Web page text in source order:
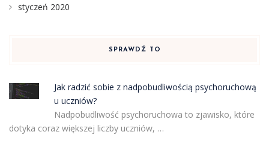
styczeń 2020
SPRAWDŹ TO
Jak radzić sobie z nadpobudliwością psychoruchową
u uczniów?
Nadpobudliwość psychoruchowa to zjawisko, które
dotyka coraz większej liczby uczniów, …